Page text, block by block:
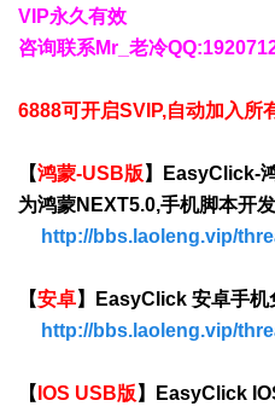
VIP永久有效
咨询联系Mr_老冷
6888可开启SVIP,自动加入所
【鸿蒙-USB版 】EasyClick-
为鸿蒙NEXT5.0,手机脚本开发
http://bbs.laoleng.vip/
【安卓】EasyClick 安卓手
http://bbs.laoleng.vip/
【 IOS USB版 】EasyClick